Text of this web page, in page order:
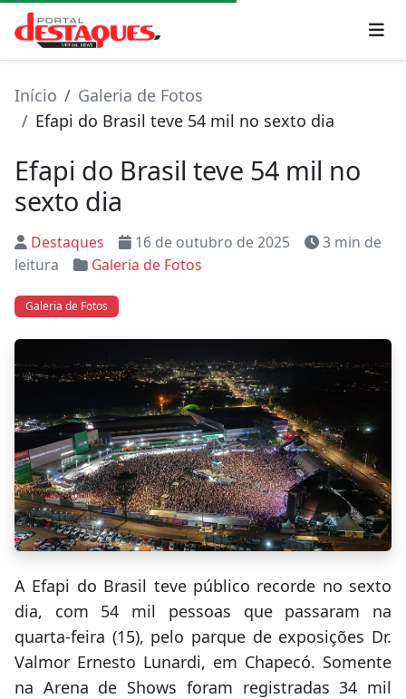
Início
Galeria de Fotos
Efapi do Brasil teve 54 mil no sexto dia
Efapi do Brasil teve 54 mil no
sexto dia
Destaques 16 de outubro de 2025
3 min de
leitura
Galeria de Fotos
Galeria de Fotos
A Efapi do Brasil teve público recorde no sexto
dia, com 54 mil pessoas que passaram na
quarta-feira (15), pelo parque de exposições Dr.
Valmor Ernesto Lunardi, em Chapecó. Somente
na Arena de Shows foram registradas 34 mil